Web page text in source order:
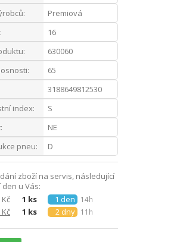
Premiová
16
630060
65
3188649812530
index:
S
NE
pneu:
D
zboží na servis, následující
u Vás:
1 ks 1 den 14h
1 ks 2 dny 11h